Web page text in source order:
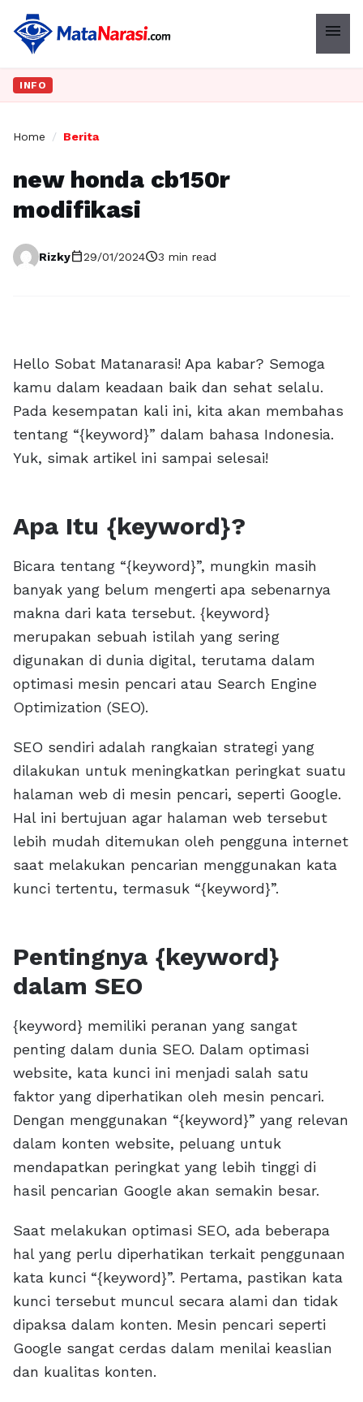
menu
INFO
Home / Berita
new honda cb150r
modifikasi
Rizkycalendar_today29/01/2024schedule3 min read
Hello Sobat Matanarasi! Apa kabar? Semoga
kamu dalam keadaan baik dan sehat selalu.
Pada kesempatan kali ini, kita akan membahas
tentang “{keyword}” dalam bahasa Indonesia.
Yuk, simak artikel ini sampai selesai!
Apa Itu {keyword}?
Bicara tentang “{keyword}”, mungkin masih
banyak yang belum mengerti apa sebenarnya
makna dari kata tersebut. {keyword}
merupakan sebuah istilah yang sering
digunakan di dunia digital, terutama dalam
optimasi mesin pencari atau Search Engine
Optimization (SEO).
SEO sendiri adalah rangkaian strategi yang
dilakukan untuk meningkatkan peringkat suatu
halaman web di mesin pencari, seperti Google.
Hal ini bertujuan agar halaman web tersebut
lebih mudah ditemukan oleh pengguna internet
saat melakukan pencarian menggunakan kata
kunci tertentu, termasuk “{keyword}”.
Pentingnya {keyword}
dalam SEO
{keyword} memiliki peranan yang sangat
penting dalam dunia SEO. Dalam optimasi
website, kata kunci ini menjadi salah satu
faktor yang diperhatikan oleh mesin pencari.
Dengan menggunakan “{keyword}” yang relevan
dalam konten website, peluang untuk
mendapatkan peringkat yang lebih tinggi di
hasil pencarian Google akan semakin besar.
Saat melakukan optimasi SEO, ada beberapa
hal yang perlu diperhatikan terkait penggunaan
kata kunci “{keyword}”. Pertama, pastikan kata
kunci tersebut muncul secara alami dan tidak
dipaksa dalam konten. Mesin pencari seperti
Google sangat cerdas dalam menilai keaslian
dan kualitas konten.